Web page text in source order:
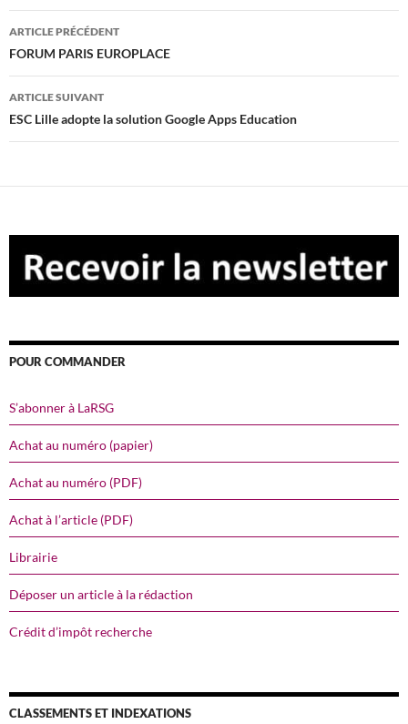
Navigation
des
articles
ARTICLE PRÉCÉDENT
FORUM PARIS EUROPLACE
ARTICLE SUIVANT
ESC Lille adopte la solution Google Apps Education
POUR COMMANDER
S’abonner à LaRSG
Achat au numéro (papier)
Achat au numéro (PDF)
Achat à l’article (PDF)
Librairie
Déposer un article à la rédaction
Crédit d’impôt recherche
CLASSEMENTS ET INDEXATIONS